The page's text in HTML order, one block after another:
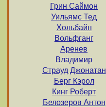
Грин Саймон
Уильямс Тед
Хольбайн
Вольфганг
Аренев
Владимир
Страуд Джонатан
Берг Кэрол
Кинг Роберт
Белозеров Антон